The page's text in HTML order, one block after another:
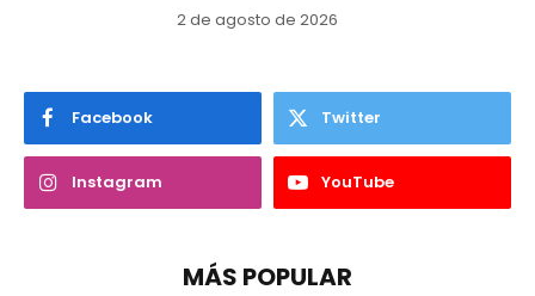
2 de agosto de 2026
Facebook Twitter
Instagram YouTube
MÁS POPULAR